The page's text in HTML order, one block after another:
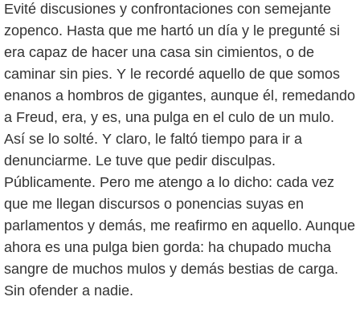
Evité discusiones y confrontaciones con semejante
zopenco. Hasta que me hartó un día y le pregunté si
era capaz de hacer una casa sin cimientos, o de
caminar sin pies. Y le recordé aquello de que somos
enanos a hombros de gigantes, aunque él, remedando
a Freud, era, y es, una pulga en el culo de un mulo.
Así se lo solté. Y claro, le faltó tiempo para ir a
denunciarme. Le tuve que pedir disculpas.
Públicamente. Pero me atengo a lo dicho: cada vez
que me llegan discursos o ponencias suyas en
parlamentos y demás, me reafirmo en aquello. Aunque
ahora es una pulga bien gorda: ha chupado mucha
sangre de muchos mulos y demás bestias de carga.
Sin ofender a nadie.